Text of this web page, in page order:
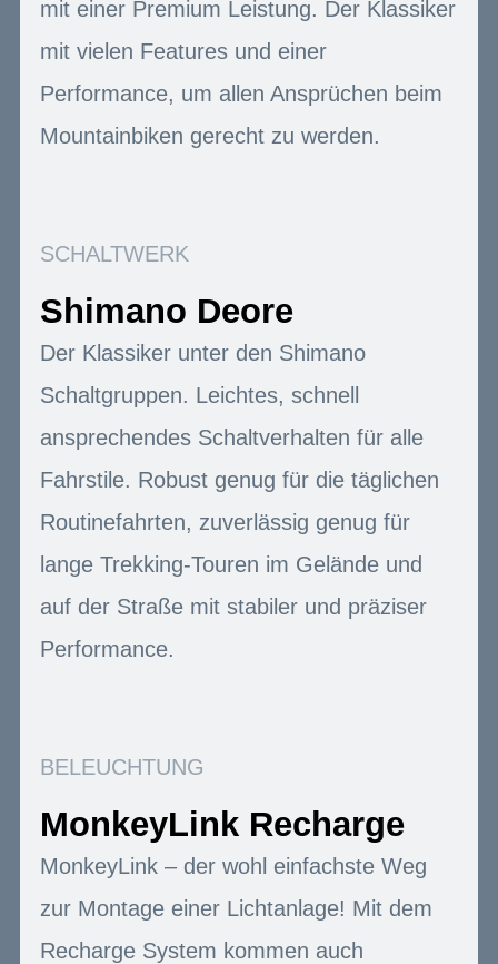
mit einer Premium Leistung. Der Klassiker
mit vielen Features und einer
Performance, um allen Ansprüchen beim
Mountainbiken gerecht zu werden.
SCHALTWERK
Shimano Deore
Der Klassiker unter den Shimano
Schaltgruppen. Leichtes, schnell
ansprechendes Schaltverhalten für alle
Fahrstile. Robust genug für die täglichen
Routinefahrten, zuverlässig genug für
lange Trekking-Touren im Gelände und
auf der Straße mit stabiler und präziser
Performance.
BELEUCHTUNG
MonkeyLink Recharge
MonkeyLink – der wohl einfachste Weg
zur Montage einer Lichtanlage! Mit dem
Recharge System kommen auch